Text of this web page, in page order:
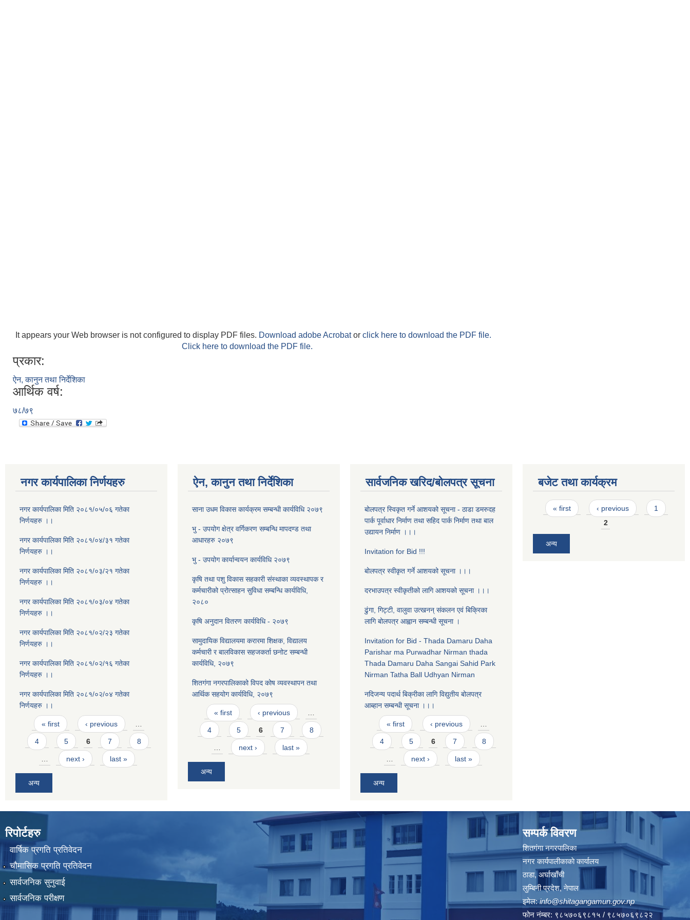
It appears your Web browser is not configured to display PDF files. Download adobe Acrobator click here to download the PDF file.
Click here to download the PDF file.
प्रकार:
ऐन, कानुन तथा निर्देशिका
आर्थिक वर्ष:
७८/७९
नगर कार्यपालिका निर्णयहरु
नगर कार्यपालिका मिति २०८१/०५/०६ गतेका
निर्णयहरु ।।
नगर कार्यपालिका मिति २०८१/०४/३१ गतेका
निर्णयहरु ।।
नगर कार्यपालिका मिति २०८१/०३/२१ गतेका
निर्णयहरु ।।
नगर कार्यपालिका मिति २०८१/०३/०४ गतेका
निर्णयहरु ।।
नगर कार्यपालिका मिति २०८१/०२/२३ गतेका
निर्णयहरु ।।
नगर कार्यपालिका मिति २०८१/०२/१६ गतेका
निर्णयहरु ।।
नगर कार्यपालिका मिति २०८१/०२/०४ गतेका
निर्णयहरु ।।
Pages
« first ‹ previous
4 5 6 7 8
next › last »
अन्य
ऐन, कानुन तथा निर्देशिका
साना उधम विकास कार्यक्रम सम्बन्धी कार्यविधि २०७९
भु - उपयोग क्षेत्र वर्गिकरण सम्बन्धि मापदण्ड तथा
आधारहरु २०७९
भु - उपयोग कार्यान्वयन कार्यविधि २०७९
कृषि तथा पशु विकास सहकारी संस्थाका व्यवस्थापक र
कर्मचारीको प्रोत्साहन सुविधा सम्बन्धि कार्यविधि,
२०८०
कृषि अनुदान वितरण कार्यविधि - २०७९
सामुदायिक विद्यालयमा करारमा शिक्षक, विद्यालय
कर्मचारी र बालविकास सहजकर्ता छनोट सम्बन्धी
कार्यविधि, २०७९
शितगंगा नगरपालिकाको विपद कोष व्यवस्थापन तथा
आर्थिक सहयोग कार्यविधि, २०७९
Pages
« first ‹ previous
4 5 6 7 8
next › last »
अन्य
सार्वजनिक खरिद/बोलपत्र सूचना
बोलपत्र स्विकृत गर्ने आशयको सूचना - ठाडा डमरुदह
पार्क पूर्वाधार निर्माण तथा सहिद पार्क निर्माण तथा बाल
उद्यायन निर्माण ।।।
Invitation for Bid !!!
बोलपत्र स्वीकृत गर्ने आशयको सूचना ।।।
दरभाउपत्र स्वीकृतीको लागि आशयको सूचना ।।।
ढुंगा, गिट्टी, वालुवा उत्खनन् संकलन एव‌ं बिक्रिका
लागि बोलपत्र आह्वान सम्बन्धी सूचना ।
Invitation for Bid - Thada Damaru Daha
Parishar ma Purwadhar Nirman thada
Thada Damaru Daha Sangai Sahid Park
Nirman Tatha Ball Udhyan Nirman
नदिजन्य पदार्थ बिक्रीका लागि विद्युतीय बोलपत्र
आब्हान सम्बन्धी सूचना ।।।
Pages
« first ‹ previous
4 5 6 7 8
next › last »
अन्य
बजेट तथा कार्यक्रम
Pages
« first ‹ previous
1
2
अन्य
रिपोर्टहरु
वार्षिक प्रगति प्रतिवेदन
चौमासिक प्रगति प्रतिवेदन
सार्वजनिक सुनुवाई
सार्वजनिक परीक्षण
सम्पर्क विवरण
शितगंगा नगरपालिका
नगर कार्यपालीकाकाे कार्यालय
ठाडा, अर्घाखाँची
लुम्बिनी प्रदेश, नेपाल
इमेल:info@shitagangamun.gov.np
फोन नंम्बर: ९८५७०६९८१५ / ९८५७०६९८२२